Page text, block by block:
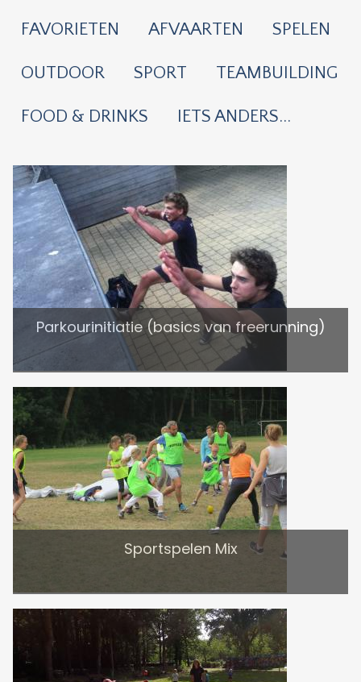
FAVORIETEN AFVAARTEN SPELEN
OUTDOOR SPORT TEAMBUILDING
FOOD & DRINKS IETS ANDERS...
Parkourinitiatie (basics van freerunning)
Sportspelen Mix